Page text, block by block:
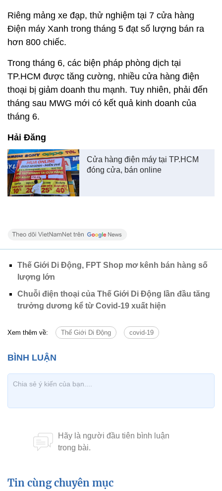
Riêng mảng xe đạp, thử nghiệm tại 7 cửa hàng
Điện máy Xanh trong tháng 5 đạt số lượng bán ra
hơn 800 chiếc.
Trong tháng 6, các biện pháp phòng dịch tại
TP.HCM được tăng cường, nhiều cửa hàng điện
thoại bị giảm doanh thu mạnh. Tuy nhiên, phải đến
tháng sau MWG mới có kết quả kinh doanh của
tháng 6.
Hải Đăng
Cửa hàng điện máy tại TP.HCM
đóng cửa, bán online
Thế Giới Di Động, FPT Shop mơ kênh bán hàng số
lượng lớn
Chuỗi điện thoại của Thế Giới Di Động lần đầu tăng
trưởng dương kể từ Covid-19 xuất hiện
Xem thêm về: Thế Giới Di Động covid-19
Tin cùng chuyên mục